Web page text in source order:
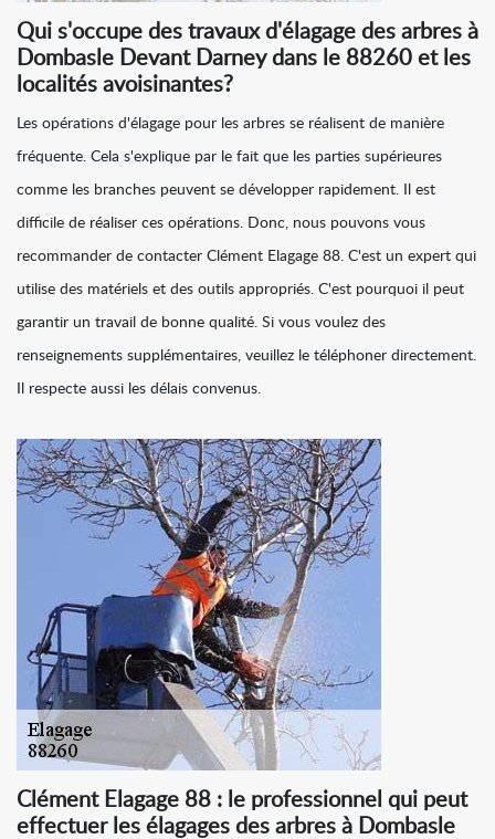
Qui s'occupe des travaux d'élagage des arbres à
Dombasle Devant Darney dans le 88260 et les
localités avoisinantes?
Les opérations d'élagage pour les arbres se réalisent de manière
fréquente. Cela s'explique par le fait que les parties supérieures
comme les branches peuvent se développer rapidement. Il est
difficile de réaliser ces opérations. Donc, nous pouvons vous
recommander de contacter Clément Elagage 88. C'est un expert qui
utilise des matériels et des outils appropriés. C'est pourquoi il peut
garantir un travail de bonne qualité. Si vous voulez des
renseignements supplémentaires, veuillez le téléphoner directement.
Il respecte aussi les délais convenus.
Clément Elagage 88 : le professionnel qui peut
effectuer les élagages des arbres à Dombasle